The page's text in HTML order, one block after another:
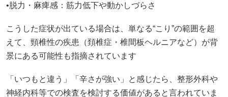
•脱力・麻痺感：筋力低下や動かしづらさ
こうした症状が出ている場合は、単なる“こり”の範囲を超
えて、頸椎性の疾患（頚椎症・椎間板ヘルニアなど）が背
景にある可能性も指摘されています
「いつもと違う」「辛さが強い」と感じたら、整形外科や
神経内科等での検査を検討する価値があると言われていま